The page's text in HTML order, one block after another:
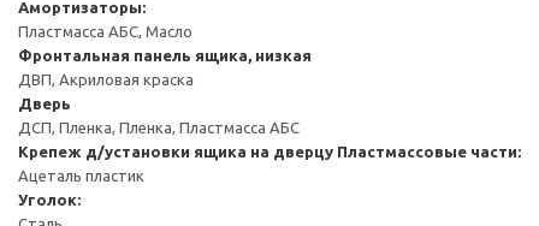
Амортизаторы:
Пластмасса АБС, Масло
Фронтальная панель ящика, низкая
ДВП, Акриловая краска
Дверь
ДСП, Пленка, Пленка, Пластмасса АБС
Крепеж д/установки ящика на дверцу Пластмассовые части:
Ацеталь пластик
Уголок: